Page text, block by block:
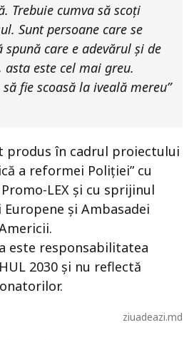
Trebuie cumva să scoți
Sunt persoane care se
care e adevărul și de
asta este cel mai greu.
fie scoasă la iveală mereu”
produs în cadrul proiectului
a reformei Poliției” cu
LEX și cu sprijinul
și Ambasadei
este responsabilitatea
2030 și nu reflectă
ziuadeazi.md